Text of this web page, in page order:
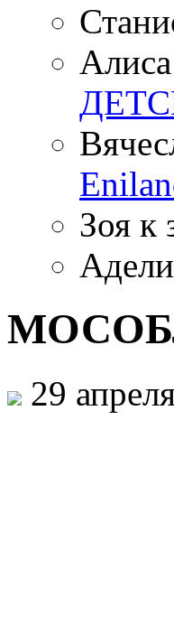
Зоя к
29